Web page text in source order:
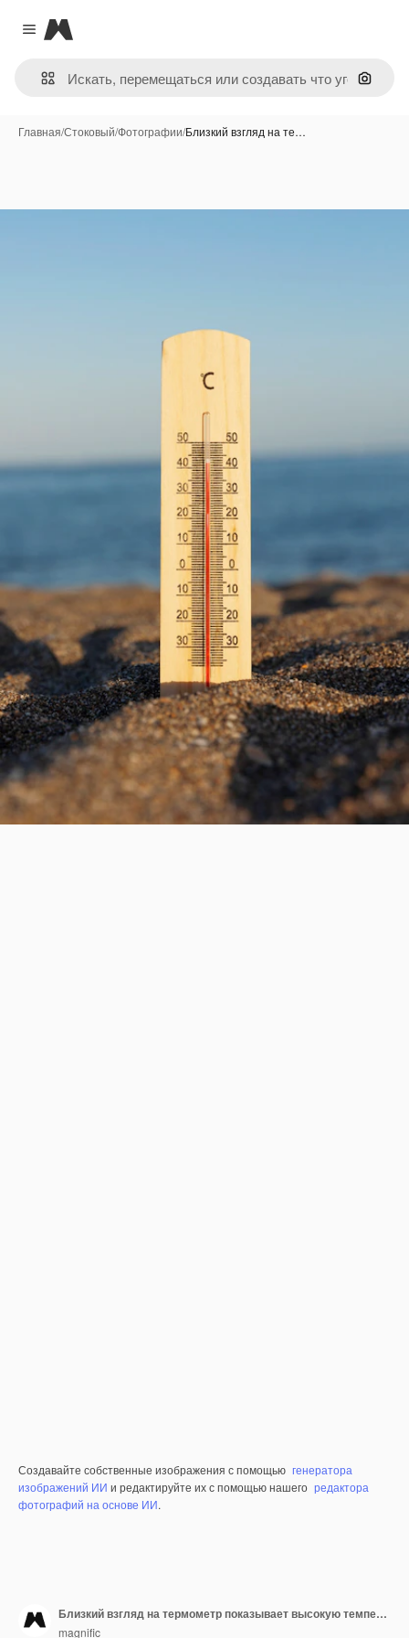
Close menu
Magnific
Поиск
Главная/Стоковый/Фотографии/Близкий взгляд на те…
Создавайте собственные изображения с помощью генератора
изображений ИИ и редактируйте их с помощью нашего редактора
фотографий на основе ИИ.
Близкий взгляд на термометр показывает высокую температуру
magnific